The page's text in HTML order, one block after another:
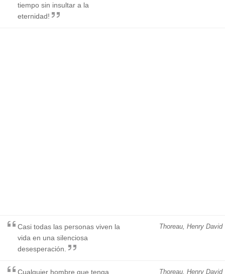
tiempo sin insultar a la
eternidad!
Thoreau, Henry David
Casi todas las personas viven la
vida en una silenciosa
desesperación.
Thoreau, Henry David
Cualquier hombre que tenga